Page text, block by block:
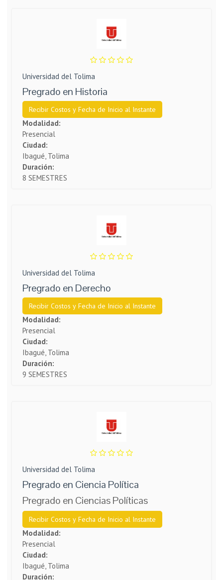
Universidad del Tolima
Pregrado en Historia
Recibir Costos y Fecha de Inicio al Instante
Modalidad:
Presencial
Ciudad:
Ibagué, Tolima
Duración:
8 SEMESTRES
Universidad del Tolima
Pregrado en Derecho
Recibir Costos y Fecha de Inicio al Instante
Modalidad:
Presencial
Ciudad:
Ibagué, Tolima
Duración:
9 SEMESTRES
Universidad del Tolima
Pregrado en Ciencia Política
Pregrado en Ciencias Políticas
Recibir Costos y Fecha de Inicio al Instante
Modalidad:
Presencial
Ciudad:
Ibagué, Tolima
Duración: